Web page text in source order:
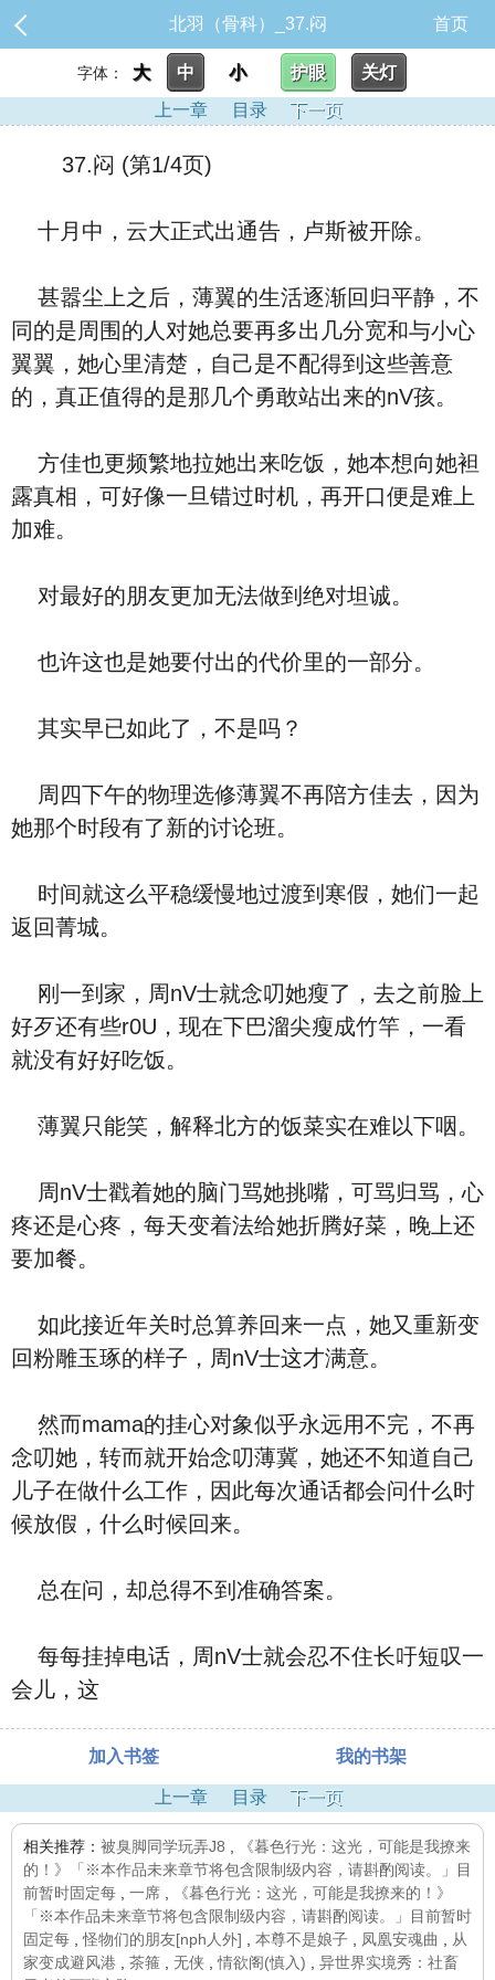
北羽（骨科）_37.闷 首页
字体： 大 中 小 护眼
关灯
上一章
目录 下一页
37.闷 (第1/4页)
十月中，云大正式出通告，卢斯被开除。
甚嚣尘上之后，薄翼的生活逐渐回归平静，不
同的是周围的人对她总要再多出几分宽和与小心
翼翼，她心里清楚，自己是不配得到这些善意
的，真正值得的是那几个勇敢站出来的nV孩。
方佳也更频繁地拉她出来吃饭，她本想向她袒
露真相，可好像一旦错过时机，再开口便是难上
加难。
对最好的朋友更加无法做到绝对坦诚。
也许这也是她要付出的代价里的一部分。
其实早已如此了，不是吗？
周四下午的物理选修薄翼不再陪方佳去，因为
她那个时段有了新的讨论班。
时间就这么平稳缓慢地过渡到寒假，她们一起
返回菁城。
刚一到家，周nV士就念叨她瘦了，去之前脸上
好歹还有些r0U，现在下巴溜尖瘦成竹竿，一看
就没有好好吃饭。
薄翼只能笑，解释北方的饭菜实在难以下咽。
周nV士戳着她的脑门骂她挑嘴，可骂归骂，心
疼还是心疼，每天变着法给她折腾好菜，晚上还
要加餐。
如此接近年关时总算养回来一点，她又重新变
回粉雕玉琢的样子，周nV士这才满意。
然而mama的挂心对象似乎永远用不完，不再
念叨她，转而就开始念叨薄冀，她还不知道自己
儿子在做什么工作，因此每次通话都会问什么时
候放假，什么时候回来。
总在问，却总得不到准确答案。
每每挂掉电话，周nV士就会忍不住长吁短叹一
会儿，这
加入书签 我的书架
上一章 目录 下一页
相关推荐： 被臭脚同学玩弄J8
《暮色行光：这光，可能是我撩来
的！》「※本作品未来章节将包含限制级内容，请斟酌阅读。」目
前暂时固定每
一席
《暮色行光：这光，可能是我撩来的！》
「※本作品未来章节将包含限制级内容，请斟酌阅读。」目前暂时
固定每 ,怪物们的朋友[nph人外] 本尊不是娘子 凤凰安魂曲
从
家变成避风港
茶箍 无侠 ,情欲阁(慎入)
异世界实境秀：社畜